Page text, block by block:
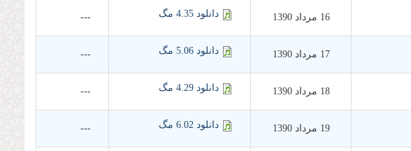
16 مرداد 1390 دانلود 4.35 مگ ---
17 مرداد 1390 دانلود 5.06 مگ ---
18 مرداد 1390 دانلود 4.29 مگ ---
19 مرداد 1390 دانلود 6.02 مگ ---